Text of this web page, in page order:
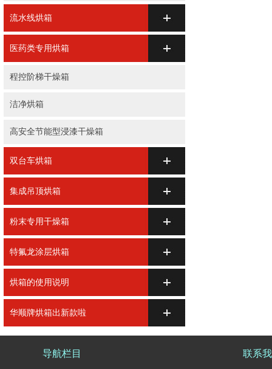
流水线烘箱
医药类专用烘箱
程控阶梯干燥箱
洁净烘箱
高安全节能型浸漆干燥箱
双台车烘箱
集成吊顶烘箱
粉末专用干燥箱
特氟龙涂层烘箱
烘箱的使用说明
华顺牌烘箱出新款啦
导航栏目 联系